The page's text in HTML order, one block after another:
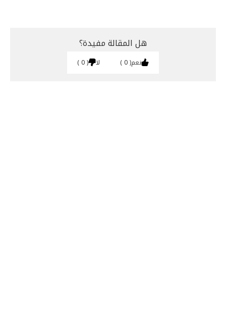
هل المقالة مفيدة؟
نعم 0 لا 0